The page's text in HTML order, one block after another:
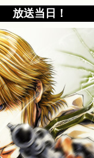
放送当日！